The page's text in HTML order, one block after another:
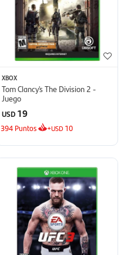
XBOX
Tom Clancy's The Division 2 -
Juego
USD 19
394 Puntos +USD 10